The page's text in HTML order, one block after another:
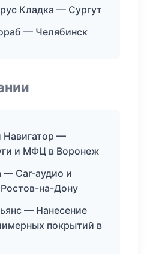
Кладка — Сургут
— Челябинск
Навигатор —
и МФЦ в Воронеж
— Car-аудио и
на-Дону
— Нанесение
покрытий в